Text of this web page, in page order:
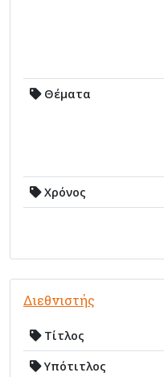
Θέματα
Χρόνος
Διεθνιστής
Τίτλος
Υπότιτλος